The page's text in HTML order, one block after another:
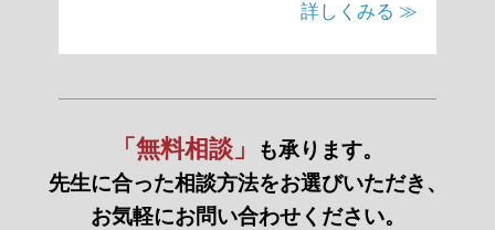
詳しくみる ≫
「無料相談」
も承ります。
先生に合った相談方法をお選びいただき、
お気軽にお問い合わせください。